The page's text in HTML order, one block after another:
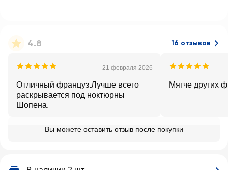
4.8 16 отзывов
21 февраля 2026
Отличный француз.Лучше всего
раскрывается под ноктюрны
Шопена.
Мягче других
Вы можете оставить отзыв после покупки